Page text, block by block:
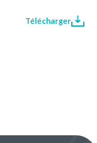
Télécharger